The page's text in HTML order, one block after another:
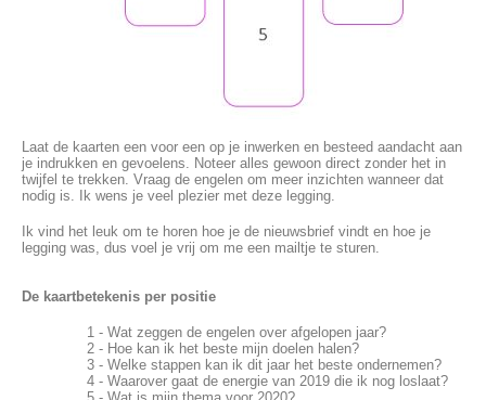
Laat de kaarten een voor een op je inwerken en besteed aandacht aan
je indrukken en gevoelens. Noteer alles gewoon direct zonder het in
twijfel te trekken. Vraag de engelen om meer inzichten wanneer dat
nodig is.
Ik wens je veel plezier met deze legging.
Ik vind het leuk om te horen hoe je de nieuwsbrief vindt en hoe je
legging was, dus voel je vrij om me een mailtje te sturen.
De kaartbetekenis per positie
1 - Wat zeggen de engelen over afgelopen jaar?
2 - Hoe kan ik het beste mijn doelen halen?
3 - Welke stappen kan ik dit jaar het beste ondernemen?
4 - Waarover gaat de energie van 2019 die ik nog loslaat?